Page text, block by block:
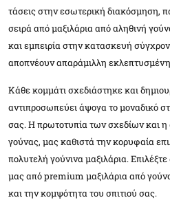
τάσεις στην εσωτερική διακόσμηση,
σειρά από μαξιλάρια από αληθινή
και εμπειρία στην κατασκευή
αποπνέουν απαράμιλλη
Κάθε κομμάτι σχεδιάστηκε και
αντιπροσωπεύει άψογα το μοναδικό
σας. Η πρωτοτυπία των σχεδίων και η
γούνας, μας καθιστά την κορυφαία
πολυτελή γούνινα μαξιλάρια.
μας από premium μαξιλάρια από
και την κομψότητα του σπιτιού σας.